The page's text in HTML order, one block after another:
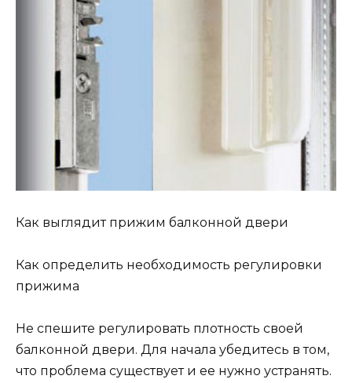
Как выглядит прижим балконной двери
Как определить необходимость регулировки
прижима
Не спешите регулировать плотность своей
балконной двери. Для начала убедитесь в том,
что проблема существует и ее нужно устранять.